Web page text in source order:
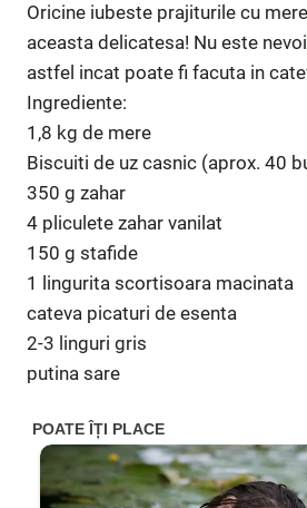
Oricine iubeste prajiturile cu
aceasta delicatesa! Nu este
astfel incat poate fi facuta in
Ingrediente:
1,8 kg de mere
Biscuiti de uz casnic (aprox. 40
350 g zahar
4 pliculete zahar vanilat
150 g stafide
1 lingurita scortisoara macinata
cateva picaturi de esenta
2-3 linguri gris
putina sare